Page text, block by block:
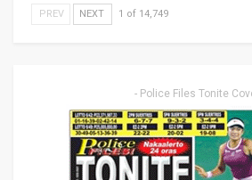
PREV NEXT 1 of 14,749
- Police Files Tonite